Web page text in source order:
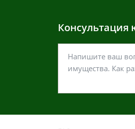
Консультация